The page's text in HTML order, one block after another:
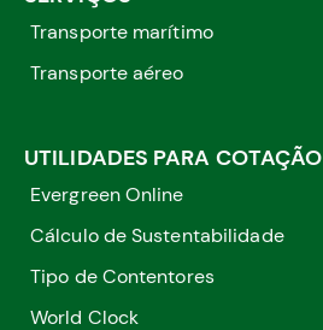
Transporte marítimo
Transporte aéreo
UTILIDADES PARA COTAÇÃO
Evergreen Online
Cálculo de Sustentabilidade
Tipo de Contentores
World Clock